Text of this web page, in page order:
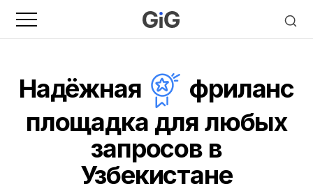
Надёжная
фриланс
площадка для любых
запросов в
Узбекистане